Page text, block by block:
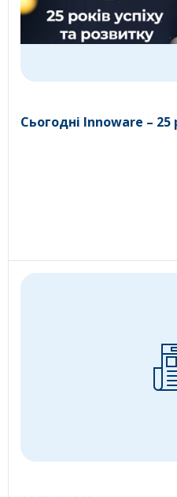
Сьогодні Innoware – 25